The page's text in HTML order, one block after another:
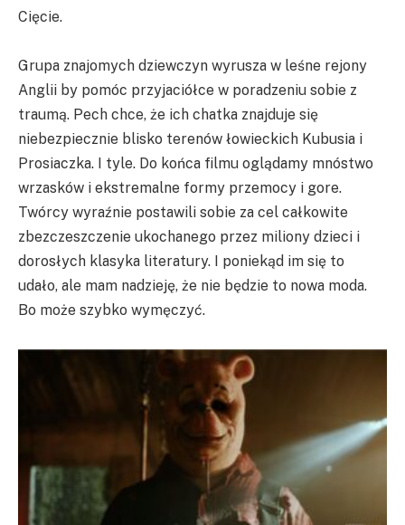
Cięcie.
Grupa znajomych dziewczyn wyrusza w leśne rejony
Anglii by pomóc przyjaciółce w poradzeniu sobie z
traumą. Pech chce, że ich chatka znajduje się
niebezpiecznie blisko terenów łowieckich Kubusia i
Prosiaczka. I tyle. Do końca filmu oglądamy mnóstwo
wrzasków i ekstremalne formy przemocy i gore.
Twórcy wyraźnie postawili sobie za cel całkowite
zbezczeszczenie ukochanego przez miliony dzieci i
dorosłych klasyka literatury. I poniekąd im się to
udało, ale mam nadzieję, że nie będzie to nowa moda.
Bo może szybko wymęczyć.